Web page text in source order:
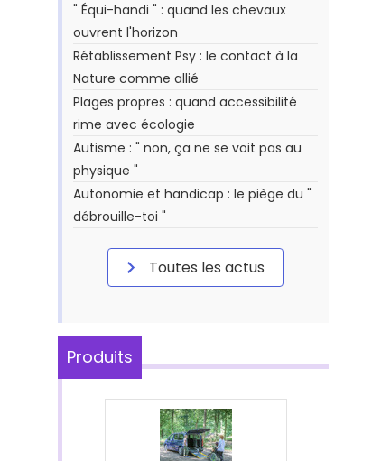
" Équi-handi " : quand les chevaux
ouvrent l'horizon
Rétablissement Psy : le contact à la
Nature comme allié
Plages propres : quand accessibilité
rime avec écologie
Autisme : " non, ça ne se voit pas au
physique "
Autonomie et handicap : le piège du "
débrouille-toi "
Toutes les actus
Produits